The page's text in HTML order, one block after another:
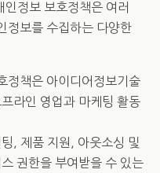
정보 보호정책은 여러
정보를 수집하는 다양한
정책은 아이디어정보기술
라인 영업과 마케팅 활동
, 제품 지원, 아웃소싱 및
권한을 부여받을 수 있는